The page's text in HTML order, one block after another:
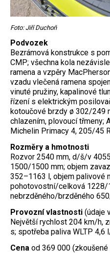
Foto: Jiří Duchoň
Podvozek
Bezrámová konstrukce s
CMP; všechna kola
ramena a vzpěry
vzadu vlečená ramena
vinuté pružiny, kapalinové
řízení s elektrickým
kotoučové brzdy ø 302/249
chlazením, plovoucí třmeny;
Michelin Primacy 4, 205/45
Rozměry a hmotnosti
Rozvor 2540 mm, d/š/v
1500/1500 mm; objem
352–1163 l, objem palivové
pohotovostní/celková 1228/
nebrzděného/brzděného
Provozní vlastnosti (údaje
Největší rychlost 204 km/h,
s; spotřeba paliva WLTP
Cena od 369 000